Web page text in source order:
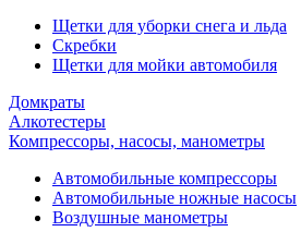
Щетки для уборки снега и льда
Скребки
Щетки для мойки автомобиля
Домкраты
Алкотестеры
Компрессоры, насосы, манометры
Автомобильные компрессоры
Автомобильные ножные насосы
Воздушные манометры